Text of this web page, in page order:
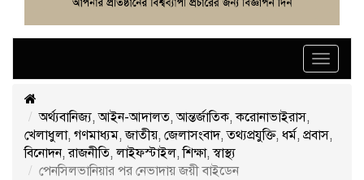
Toggle
অর্থ্যবানিজ্য,আইন-আদালত,আন্তর্জাতিক,করোনাভাইরাস,
খেলাধুলা, গণমাধ্যম,জাতীয়, জেলাসংবাদ,তথ্যপ্রযুক্তি, ধর্ম, প্রবাস,
বিনোদন,রাজনীতি,লাইফস্টাইল,শিক্ষা,স্বাস্থ্য
পেনসিলভানিয়ার পর নেভাদায় জয়ী বাইডেন